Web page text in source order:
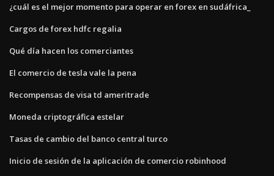
¿cuál es el mejor momento para operar en forex en sudáfrica_
Cargos de forex hdfc regalia
Qué día hacen los comerciantes
El comercio de tesla vale la pena
Recompensas de visa td ameritrade
Moneda criptográfica estelar
Tasas de cambio del banco central turco
Inicio de sesión de la aplicación de comercio robinhood